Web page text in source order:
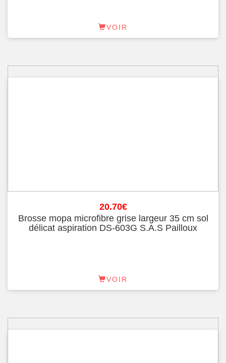
VOIR
20.70€
Brosse mopa microfibre grise largeur 35 cm sol
délicat aspiration DS-603G S.A.S Pailloux
VOIR